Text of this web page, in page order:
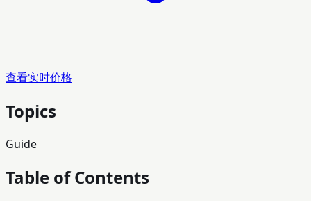
查看实时价格
Topics
Guide
Table of Contents